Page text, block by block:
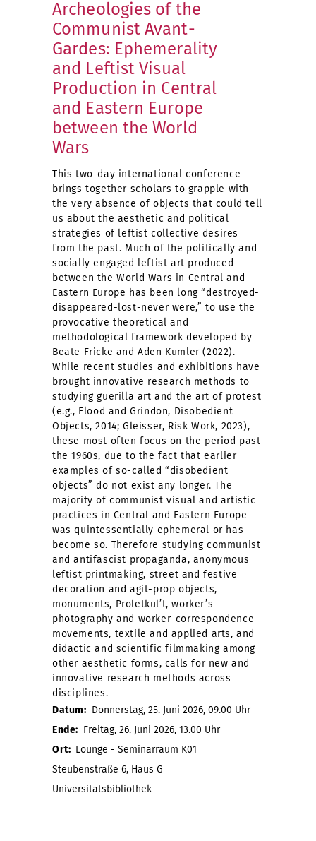
Archeologies of the
Communist Avant-
Gardes: Ephemerality
and Leftist Visual
Production in Central
and Eastern Europe
between the World
Wars
This two-day international conference
brings together scholars to grapple with
the very absence of objects that could tell
us about the aesthetic and political
strategies of leftist collective desires
from the past. Much of the politically and
socially engaged leftist art produced
between the World Wars in Central and
Eastern Europe has been long “destroyed-
disappeared-lost-never were,” to use the
provocative theoretical and
methodological framework developed by
Beate Fricke and Aden Kumler (2022).
While recent studies and exhibitions have
brought innovative research methods to
studying guerilla art and the art of protest
(e.g., Flood and Grindon, Disobedient
Objects, 2014; Gleisser, Risk Work, 2023),
these most often focus on the period past
the 1960s, due to the fact that earlier
examples of so-called “disobedient
objects” do not exist any longer. The
majority of communist visual and artistic
practices in Central and Eastern Europe
was quintessentially ephemeral or has
become so. Therefore studying communist
and antifascist propaganda, anonymous
leftist printmaking, street and festive
decoration and agit-prop objects,
monuments, Proletkul’t, worker’s
photography and worker-correspondence
movements, textile and applied arts, and
didactic and scientific filmmaking among
other aesthetic forms, calls for new and
innovative research methods across
disciplines.
Datum: Donnerstag, 25. Juni 2026, 09.00 Uhr
Ende: Freitag, 26. Juni 2026, 13.00 Uhr
Ort: Lounge - Seminarraum K01
Steubenstraße 6, Haus G
Universitätsbibliothek